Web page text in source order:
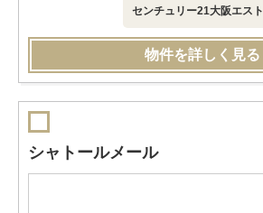
センチュリー21大阪エスト
物件を詳しく見る
シャトールメール